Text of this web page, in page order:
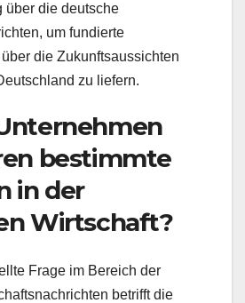
über die deutsche
um fundierte
die Zukunftsaussichten
zu liefern.
bestimmte
in der
Wirtschaft?
Frage im Bereich der
betrifft die